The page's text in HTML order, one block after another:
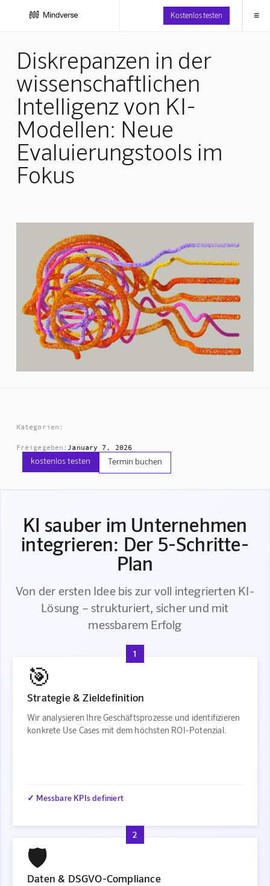
Kostenlos testen ≡
Diskrepanzen in der
wissenschaftlichen
Intelligenz von KI-
Modellen: Neue
Evaluierungstools im
Fokus
Kategorien:
Freigegeben: January 7, 2026
kostenlos testen Termin buchen
KI sauber im Unternehmen
integrieren: Der 5-Schritte-
Plan
Von der ersten Idee bis zur voll integrierten KI-
Lösung – strukturiert, sicher und mit
messbarem Erfolg
1
🎯
Strategie & Zieldefinition
Wir analysieren Ihre Geschäftsprozesse und identifizieren
konkrete Use Cases mit dem höchsten ROI-Potenzial.
✓ Messbare KPIs definiert
2
🛡️
Daten & DSGVO-Compliance